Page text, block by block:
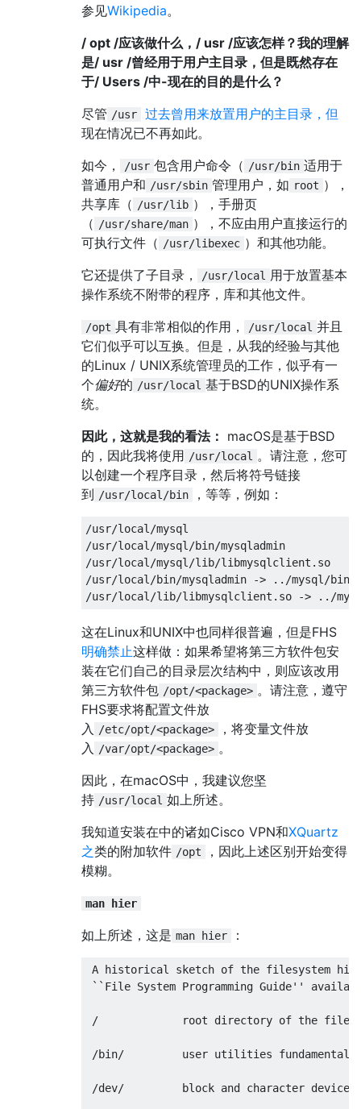
参见Wikipedia。
/ opt /应该做什么，/ usr /应该怎样？我的理解
是/ usr /曾经用于用户主目录，但是既然存在
于/ Users /中-现在的目的是什么？
尽管 /usr
过去曾用来放置用户的主目录，但
现在情况已不再如此。
如今，
/usr 包含用户命令（ /usr/bin 适用于
普通用户和 /usr/sbin 管理用户，如 root ），
共享库（ /usr/lib ），手册页
（ /usr/share/man ），不应由用户直接运行的
可执行文件（ /usr/libexec ）和其他功能。
它还提供了子目录，
/usr/local
用于放置基本
操作系统不附带的程序，库和其他文件。
/opt 具有非常相似的作用， /usr/local 并且
它们似乎可以互换。但是，从我的经验与其他
的Linux / UNIX系统管理员的工作，似乎有一
个偏好的 /usr/local 基于BSD的UNIX操作系
统。
因此，这就是我的看法： macOS是基于BSD
的，因此我将使用 /usr/local
。请注意，您可
以创建一个程序目录，然后将符号链接
到 /usr/local/bin ，等等，例如：
/usr/local/mysql
/usr/local/mysql/bin/mysqladmin
/usr/local/mysql/lib/libmysqlclient.so
/usr/local/bin/mysqladmin -> ../mysql/bin/
这在Linux和UNIX中也同样很普遍，但是FHS
明确禁止这样做：如果希望将第三方软件包安
装在它们自己的目录层次结构中，则应该改用
第三方软件包 /opt/<package> 。请注意，遵守
FHS要求将配置文件放
入
/etc/opt/<package>
，将变量文件放
入
/var/opt/<package> 。
因此，在macOS中，我建议您坚
持 /usr/local 如上所述。
我知道安装在中的诸如Cisco VPN和XQuartz
之类的附加软件 /opt
，因此上述区别开始变得
模糊。
man hier
如上所述，这是 man hier ：
A historical sketch of the filesystem
``File System Programming Guide''
/             root directory of the
/bin/         user utilities fundamental to
/dev/         block and character device